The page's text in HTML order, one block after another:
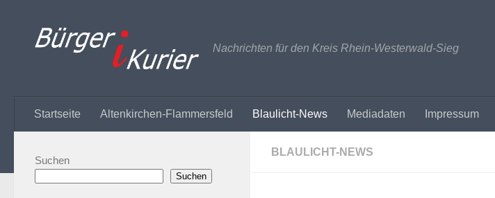
Nachrichten für den Kreis Rhein-Westerwald-Sieg
Startseite Altenkirchen-Flammersfeld Blaulicht-News Mediadaten Impressum
BLAULICHT-NEWS
Suchen
Suchen